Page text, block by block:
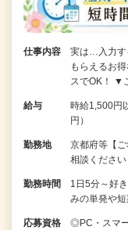
仕事内容
実は…入力す
もらえるお
スでOK！ ▼
給与
時給1,500円
円）
勤務地
京都府等【
相談ください
勤務時間
1日5分～好
みの単発や
応募資格
◎PC・スマ